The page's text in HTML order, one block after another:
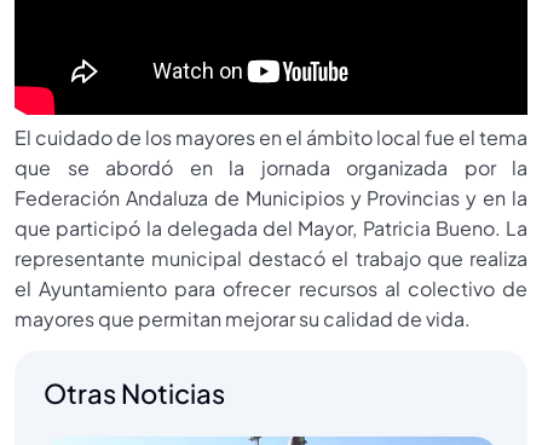
El cuidado de los mayores en el ámbito local fue el tema
que se abordó en la jornada organizada por la
Federación Andaluza de Municipios y Provincias y en la
que participó la delegada del Mayor, Patricia Bueno. La
representante municipal destacó el trabajo que realiza
el Ayuntamiento para ofrecer recursos al colectivo de
mayores que permitan mejorar su calidad de vida.
Otras Noticias